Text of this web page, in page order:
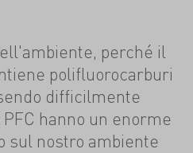
perché il
polifluorocarburi
difficilmente
hanno un enorme
sul nostro ambiente